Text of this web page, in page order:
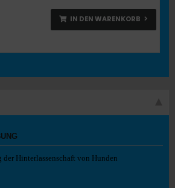
IN DEN WARENKORB
Hinterlassenschaft von Hunden